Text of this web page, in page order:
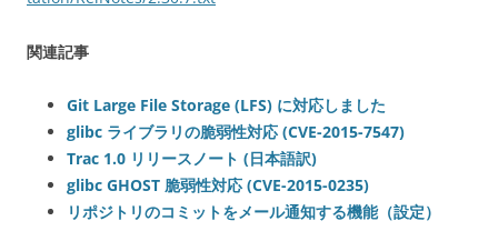
関連記事
Git Large File Storage (LFS) に対応しました
glibc ライブラリの脆弱性対応 (CVE-2015-7547)
Trac 1.0 リリースノート (日本語訳)
glibc GHOST 脆弱性対応 (CVE-2015-0235)
リポジトリのコミットをメール通知する機能（設定）